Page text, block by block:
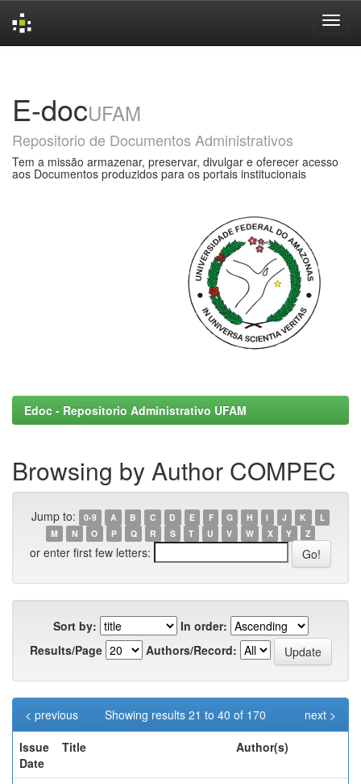
E-docUFAM
Repositorio de Documentos Administrativos
Tem a missão armazenar, preservar, divulgar e oferecer acesso
aos Documentos produzidos para os portais institucionais
Edoc - Repositorio Administrativo UFAM
Browsing by Author COMPEC
Jump to: 0-9 A B C D E F G H I J K
L
M
N O P Q R S T U V W X Y Z
or enter first few letters:
Sort by:
In order:
Results/Page
Authors/Record:
Showing results 21 to 40 of 170
< previous
next >
Issue
Date
Title Author(s)